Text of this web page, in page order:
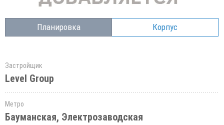
Планировка Корпус
Застройщик
Level Group
Метро
Бауманская, Электрозаводская